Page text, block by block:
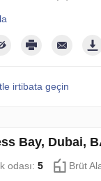
irtibata geçin
Bay, Dubai,
odası: 5 Brüt